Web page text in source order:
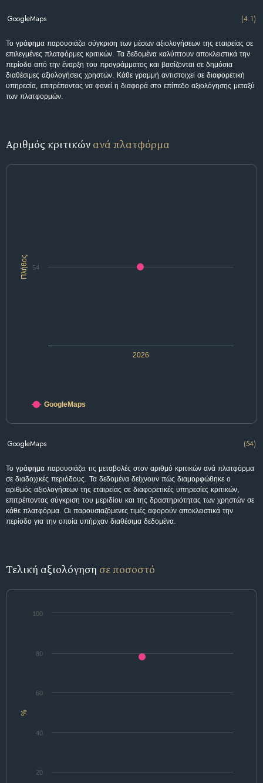
GoogleMaps (4.1)
Το γράφημα παρουσιάζει σύγκριση των μέσων αξιολογήσεων της εταιρείας σε
επιλεγμένες πλατφόρμες κριτικών. Τα δεδομένα καλύπτουν αποκλειστικά την
περίοδο από την έναρξη του προγράμματος και βασίζονται σε δημόσια
διαθέσιμες αξιολογήσεις χρηστών. Κάθε γραμμή αντιστοιχεί σε διαφορετική
υπηρεσία, επιτρέποντας να φανεί η διαφορά στο επίπεδο αξιολόγησης μεταξύ
των πλατφορμών.
Αριθμός κριτικών ανά πλατφόρμα
Πλήθος
2026
54
GoogleMaps
GoogleMaps (54)
Το γράφημα παρουσιάζει τις μεταβολές στον αριθμό κριτικών ανά πλατφόρμα
σε διαδοχικές περιόδους. Τα δεδομένα δείχνουν πώς διαμορφώθηκε ο
αριθμός αξιολογήσεων της εταιρείας σε διαφορετικές υπηρεσίες κριτικών,
επιτρέποντας σύγκριση του μεριδίου και της δραστηριότητας των χρηστών σε
κάθε πλατφόρμα. Οι παρουσιαζόμενες τιμές αφορούν αποκλειστικά την
περίοδο για την οποία υπήρχαν διαθέσιμα δεδομένα.
Τελική αξιολόγηση σε ποσοστό
%
20
40
60
80
100